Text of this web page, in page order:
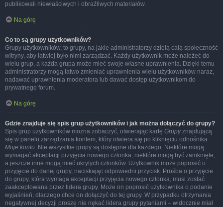
publikowali niewłaściwych i obraźliwych materiałów.
Na górę
Co to są grupy użytkowników?
Grupy użytkowników, to grupy, na jakie administratorzy dzielą całą społeczność
witryny, aby łatwiej było nimi zarządzać. Każdy użytkownik może należeć do
wielu grup, a każda grupa może mieć swoje własne uprawnienia. Dzięki temu
administratorzy mogą łatwo zmieniać uprawnienia wielu użytkowników naraz,
nadawać uprawnienia moderatora lub dawać dostęp użytkownikom do
prywatnego forum.
Na górę
Gdzie znajduje się spis grup użytkowników i jak można dołączyć do grupy?
Spis grup użytkowników można zobaczyć, otwierając kartę Grupyznajdującą
się w panelu zarządzania kontem, który otwiera się po kliknięciu odnośnika
Moje konto. Nie wszystkie grupy są dostępne dla każdego. Niektóre mogą
wymagać akceptacji przyjęcia nowego członka, niektóre mogą być zamknięte,
a jeszcze inne mogą mieć ukrytych członków. Użytkownik może poprosić o
przyjęcie do danej grupy, naciskając odpowiedni przycisk. Prośba o przyjęcie
do grupy, która wymaga akceptacji przyjęcia nowego członka, musi zostać
zaakceptowana przez lidera grupy. Może on poprosić użytkownika o podanie
wyjaśnień, dlaczego chce on dołączyć do tej grupy. W przypadku otrzymania
negatywnej decyzji proszę nie nękać lidera grupy pytaniami – widocznie miał